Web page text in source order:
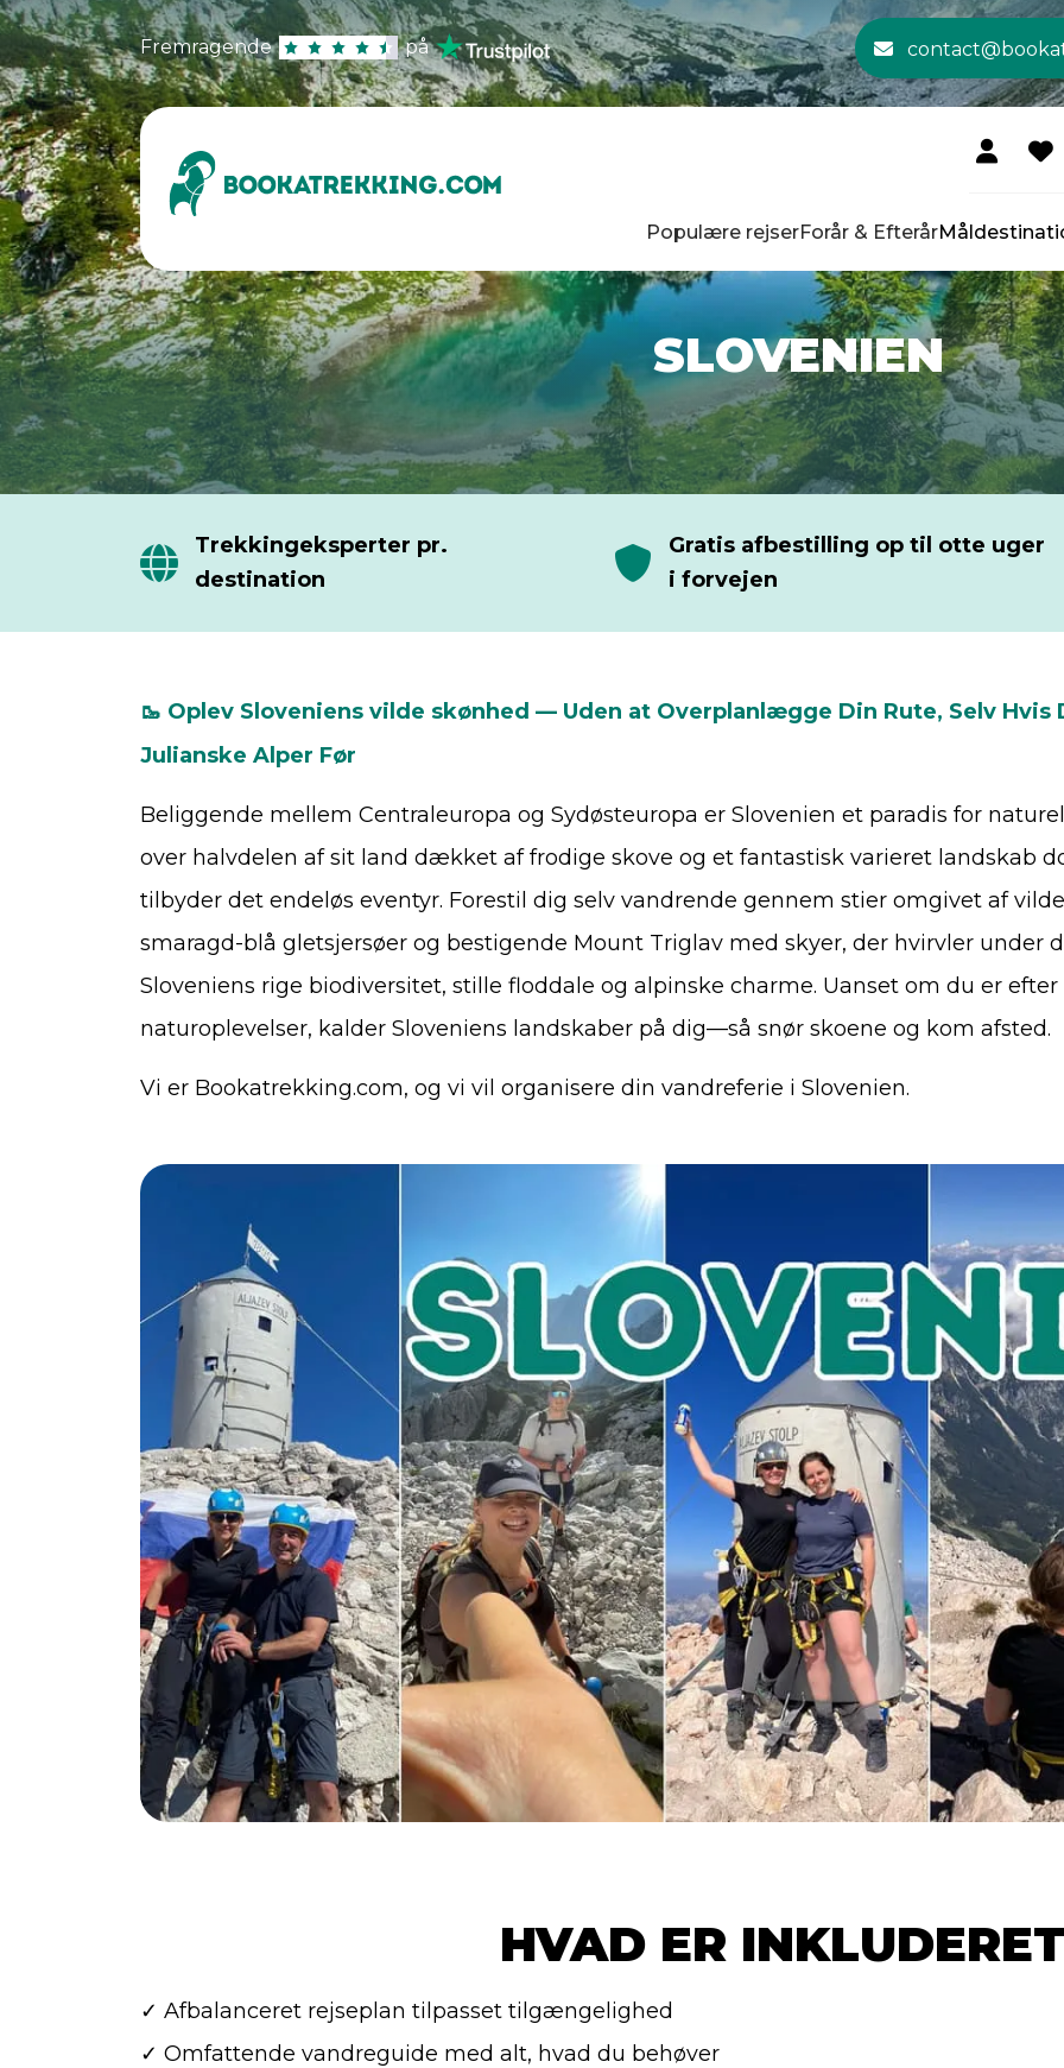
Fremragende på
Populære rejserForår & Efterår
SLOVENIEN
Trekkingeksperter pr.
destination
Gratis afbestilling op til otte uger
i forvejen
🥾 Oplev Sloveniens vilde skønhed — Uden at Overplanlægge Din Rute, Selv Hvis
Julianske Alper Før
Beliggende mellem Centraleuropa og Sydøsteuropa er Slovenien et paradis for
over halvdelen af sit land dækket af frodige skove og et fantastisk varieret landskab
tilbyder det endeløs eventyr. Forestil dig selv vandrende gennem stier omgivet af
smaragd-blå gletsjersøer og bestigende Mount Triglav med skyer, der hvirvler under
Sloveniens rige biodiversitet, stille floddale og alpinske charme. Uanset om du er
naturoplevelser, kalder Sloveniens landskaber på dig—så snør skoene og kom afsted.
Vi er Bookatrekking.com, og vi vil organisere din vandreferie i Slovenien.
HVAD ER
✓ Afbalanceret rejseplan tilpasset tilgængelighed
✓ Omfattende vandreguide med alt, hvad du behøver